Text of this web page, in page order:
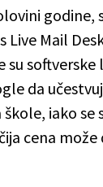
godine,
Live Mail
softverske
da
iako se
cena može